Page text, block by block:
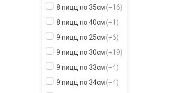
8 пицц по 35см +16
8 пицц по 40см +1
9 пицц по 25см +6
9 пицц по 30см +19
9 пицц по 33см +4
9 пицц по 34см +4